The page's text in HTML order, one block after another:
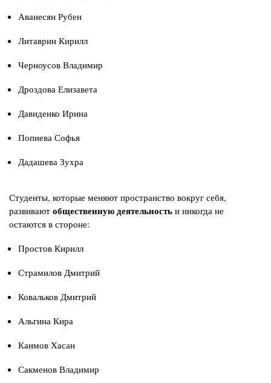
Аванесян Рубен
Литаврин Кирилл
Черноусов Владимир
Дроздова Елизавета
Давиденко Ирина
Попиева Софья
Дадашева Зухра
Студенты, которые меняют пространство вокруг себя,
развивают общественную деятельность и никогда не
остаются в стороне:
Простов Кирилл
Страмилов Дмитрий
Ковальков Дмитрий
Альгина Кира
Каимов Хасан
Сакменов Владимир